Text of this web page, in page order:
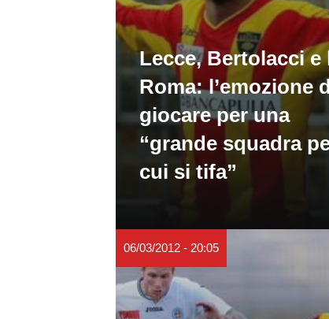
Lecce, Bertolacci e
Roma: l’emozione
giocare per una
“grande squadra
cui si tifa”
06/03/2012 - 20:05